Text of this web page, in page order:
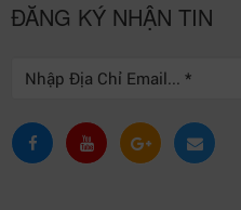
ĐĂNG KÝ NHẬN TIN